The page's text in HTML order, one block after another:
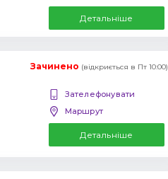
Детальніше
Зачинено (відкриється в Пт 10:00)
Зателефонувати
Маршрут
Детальніше